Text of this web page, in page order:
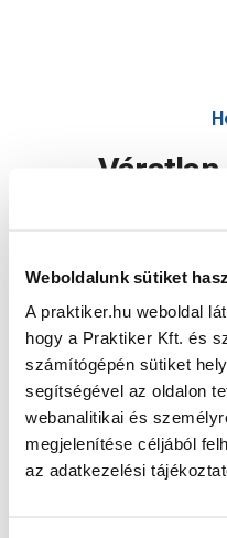
Weboldalunk sütiket
A praktiker.hu weboldal
hogy a Praktiker Kft. és
számítógépén sütiket
segítségével az oldalon
webanalitikai és
megjelenítése céljából
az adatkezelési